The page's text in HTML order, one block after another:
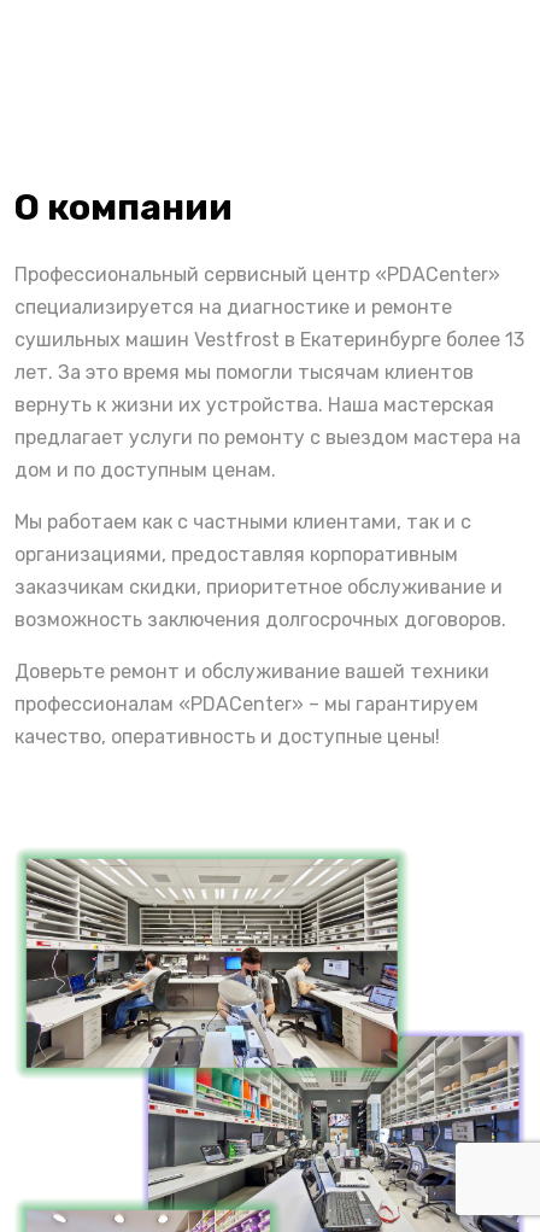
О компании
Профессиональный сервисный центр «PDACenter»
специализируется на диагностике и ремонте
сушильных машин Vestfrost в Екатеринбурге более 13
лет. За это время мы помогли тысячам клиентов
вернуть к жизни их устройства. Наша мастерская
предлагает услуги по ремонту с выездом мастера на
дом и по доступным ценам.
Мы работаем как с частными клиентами, так и с
организациями, предоставляя корпоративным
заказчикам скидки, приоритетное обслуживание и
возможность заключения долгосрочных договоров.
Доверьте ремонт и обслуживание вашей техники
профессионалам «PDACenter» – мы гарантируем
качество, оперативность и доступные цены!